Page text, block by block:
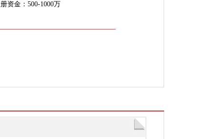
资金：500-1000万